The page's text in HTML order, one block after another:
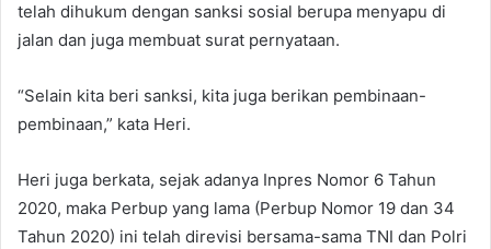
telah dihukum dengan sanksi sosial berupa menyapu di
jalan dan juga membuat surat pernyataan.
“Selain kita beri sanksi, kita juga berikan pembinaan-
pembinaan,” kata Heri.
Heri juga berkata, sejak adanya Inpres Nomor 6 Tahun
2020, maka Perbup yang lama (Perbup Nomor 19 dan 34
Tahun 2020) ini telah direvisi bersama-sama TNI dan Polri